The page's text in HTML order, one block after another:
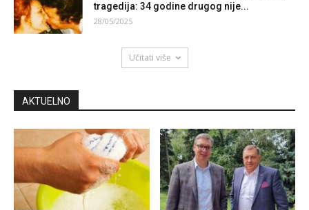
tragedija: 34 godine drugog nije...
28/05/2025
Učitati više
AKTUELNO